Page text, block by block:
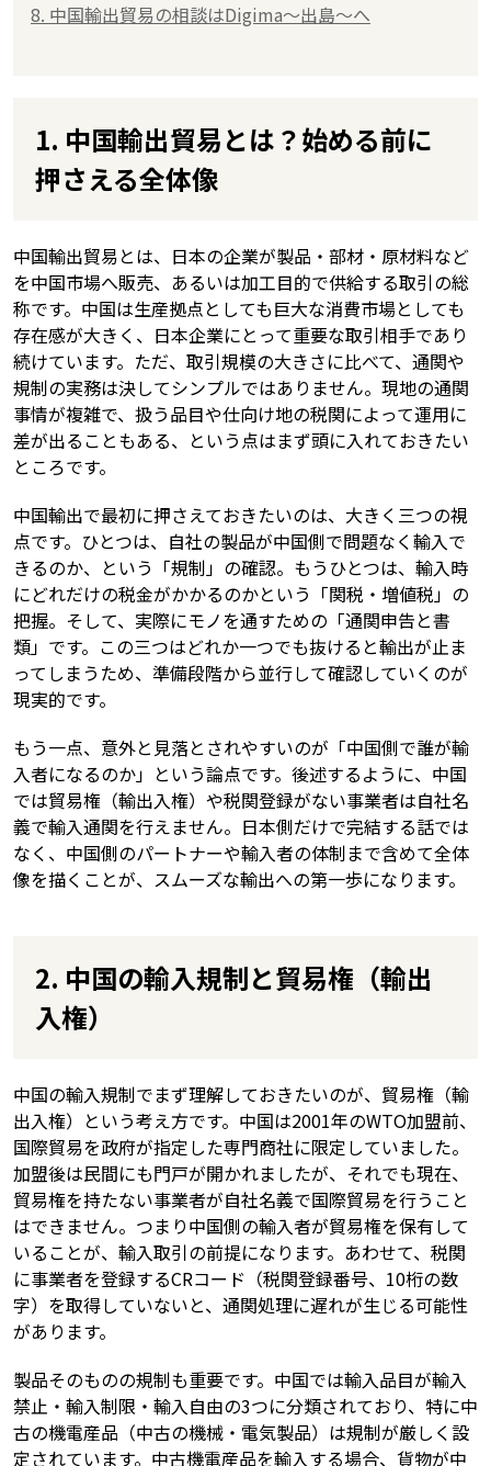
8. 中国輸出貿易の相談はDigima〜出島〜へ
1. 中国輸出貿易とは？始める前に
押さえる全体像
中国輸出貿易とは、日本の企業が製品・部材・原材料など
を中国市場へ販売、あるいは加工目的で供給する取引の総
称です。中国は生産拠点としても巨大な消費市場としても
存在感が大きく、日本企業にとって重要な取引相手であり
続けています。ただ、取引規模の大きさに比べて、通関や
規制の実務は決してシンプルではありません。現地の通関
事情が複雑で、扱う品目や仕向け地の税関によって運用に
差が出ることもある、という点はまず頭に入れておきたい
ところです。
中国輸出で最初に押さえておきたいのは、大きく三つの視
点です。ひとつは、自社の製品が中国側で問題なく輸入で
きるのか、という「規制」の確認。もうひとつは、輸入時
にどれだけの税金がかかるのかという「関税・増値税」の
把握。そして、実際にモノを通すための「通関申告と書
類」です。この三つはどれか一つでも抜けると輸出が止ま
ってしまうため、準備段階から並行して確認していくのが
現実的です。
もう一点、意外と見落とされやすいのが「中国側で誰が輸
入者になるのか」という論点です。後述するように、中国
では貿易権（輸出入権）や税関登録がない事業者は自社名
義で輸入通関を行えません。日本側だけで完結する話では
なく、中国側のパートナーや輸入者の体制まで含めて全体
像を描くことが、スムーズな輸出への第一歩になります。
2. 中国の輸入規制と貿易権（輸出
入権）
中国の輸入規制でまず理解しておきたいのが、貿易権（輸
出入権）という考え方です。中国は2001年のWTO加盟前、
国際貿易を政府が指定した専門商社に限定していました。
加盟後は民間にも門戸が開かれましたが、それでも現在、
貿易権を持たない事業者が自社名義で国際貿易を行うこと
はできません。つまり中国側の輸入者が貿易権を保有して
いることが、輸入取引の前提になります。あわせて、税関
に事業者を登録するCRコード（税関登録番号、10桁の数
字）を取得していないと、通関処理に遅れが生じる可能性
があります。
製品そのものの規制も重要です。中国では輸入品目が輸入
禁止・輸入制限・輸入自由の3つに分類されており、特に中
古の機電産品（中古の機械・電気製品）は規制が厳しく設
定されています。中古機電産品を輸入する場合、貨物が中